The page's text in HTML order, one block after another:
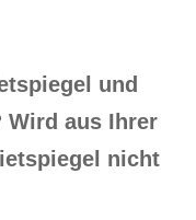
und
Wird aus Ihrer
nicht